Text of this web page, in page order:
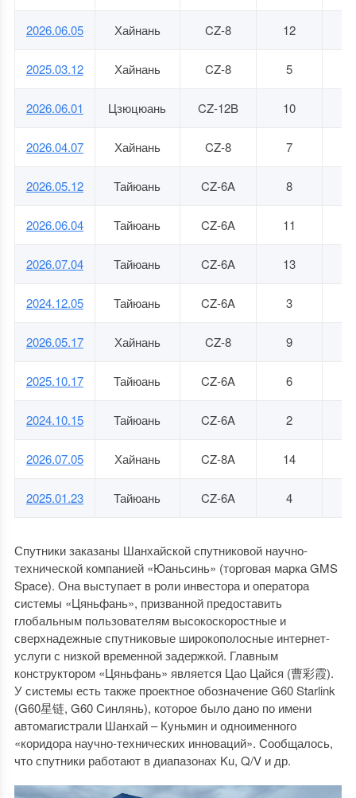
2026.06.05 Хайнань CZ-8 12
2025.03.12 Хайнань CZ-8 5
2026.06.01 Цзюцюань CZ-12B 10
2026.04.07 Хайнань CZ-8 7
2026.05.12 Тайюань CZ-6A 8
2026.06.04 Тайюань CZ-6A 11
2026.07.04 Тайюань CZ-6A 13
2024.12.05 Тайюань CZ-6A 3
2026.05.17 Хайнань CZ-8 9
2025.10.17 Тайюань CZ-6A 6
2024.10.15 Тайюань CZ-6A 2
2026.07.05 Хайнань CZ-8A 14
2025.01.23 Тайюань CZ-6A 4
Спутники заказаны Шанхайской спутниковой научно-
технической компанией «Юаньсинь» (торговая марка GMS
Space). Она выступает в роли инвестора и оператора
системы «Цяньфань», призванной предоставить
глобальным пользователям высокоскоростные и
сверхнадежные спутниковые широкополосные интернет-
услуги с низкой временной задержкой. Главным
конструктором «Цяньфань» является Цао Цайся (曹彩霞).
У системы есть также проектное обозначение G60 Starlink
(G60星链, G60 Синлянь), которое было дано по имени
автомагистрали Шанхай – Куньмин и одноименного
«коридора научно-технических инноваций». Сообщалось,
что спутники работают в диапазонах Ku, Q/V и др.